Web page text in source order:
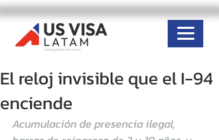
El reloj invisible que el I-94
enciende
Acumulación de presencia ilegal,